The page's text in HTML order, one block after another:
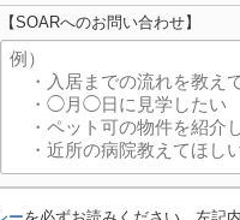
【SOARへのお問い合わせ】